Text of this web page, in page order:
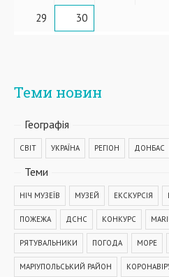
29
30
Теми новин
Географiя
СВІТ УКРАЇНА РЕГІОН ДОНБАС
Теми
НІЧ МУЗЕЇВ МУЗЕЙ ЕКСКУРСІЯ
ПОЖЕЖА ДСНС КОНКУРС
РЯТУВАЛЬНИКИ ПОГОДА МОРЕ
МАРІУПОЛЬСЬКИЙ РАЙОН